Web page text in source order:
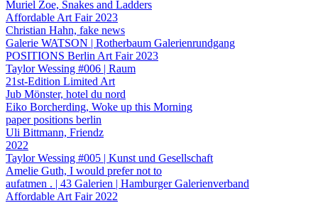
Muriel Zoe, Snakes and Ladders
Affordable Art Fair 2023
Christian Hahn, fake news
Galerie WATSON | Rotherbaum Galerienrundgang
POSITIONS Berlin Art Fair 2023
Taylor Wessing #006 | Raum
21st-Edition Limited Art
Jub Mönster, hotel du nord
Eiko Borcherding, Woke up this Morning
paper positions berlin
Uli Bittmann, Friendz
2022
Taylor Wessing #005 | Kunst und Gesellschaft
Amelie Guth, I would prefer not to
aufatmen . | 43 Galerien | Hamburger Galerienverband
Affordable Art Fair 2022